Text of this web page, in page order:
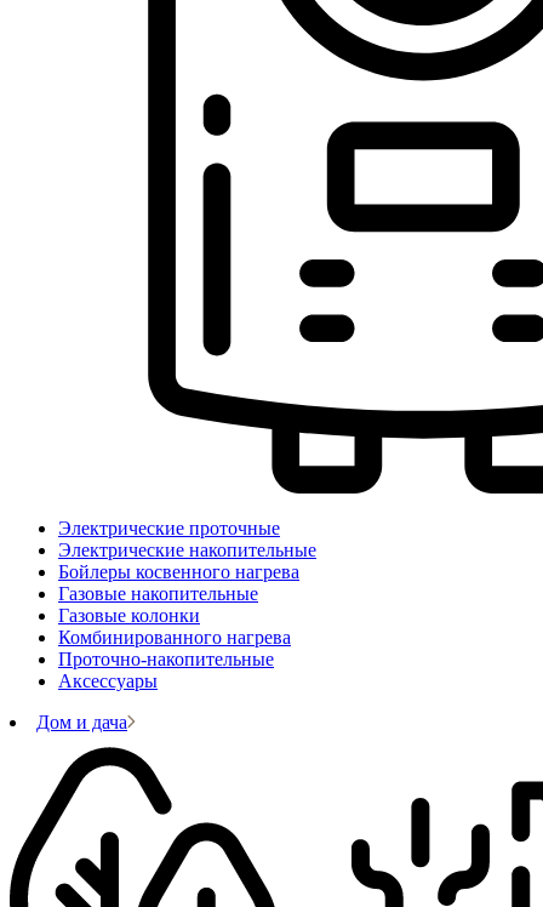
Электрические проточные
Электрические накопительные
Бойлеры косвенного нагрева
Газовые накопительные
Газовые колонки
Комбинированного нагрева
Проточно-накопительные
Аксессуары
Дом и дача